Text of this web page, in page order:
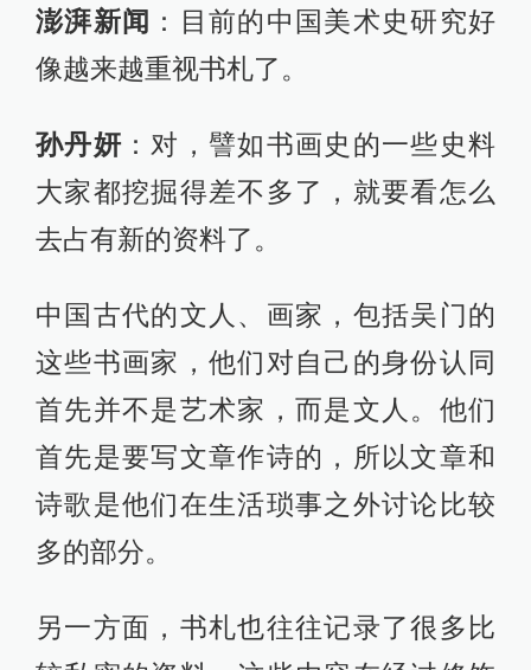
澎湃新闻 ：目前的中国美术史研究好
像越来越重视书札了。
孙丹妍：对，譬如书画史的一些史料
大家都挖掘得差不多了，就要看怎么
去占有新的资料了。
中国古代的文人、画家，包括吴门的
这些书画家，他们对自己的身份认同
首先并不是艺术家，而是文人。他们
首先是要写文章作诗的，所以文章和
诗歌是他们在生活琐事之外讨论比较
多的部分。
另一方面，书札也往往记录了很多比